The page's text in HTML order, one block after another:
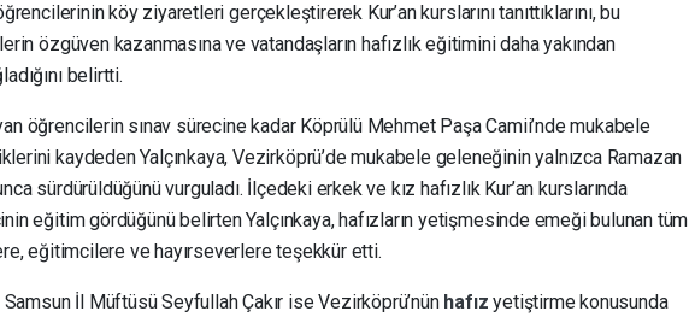
köy ziyaretleri gerçekleştirerek Kur’an kurslarını tanıttıklarını, bu
özgüven kazanmasına ve vatandaşların hafızlık eğitimini daha yakından
belirtti.
öğrencilerin sınav sürecine kadar Köprülü Mehmet Paşa Camii’nde mukabele
kaydeden Yalçınkaya, Vezirköprü’de mukabele geleneğinin yalnızca Ramazan
sürdürüldüğünü vurguladı. İlçedeki erkek ve kız hafızlık Kur’an kurslarında
eğitim gördüğünü belirten Yalçınkaya, hafızların yetişmesinde emeği bulunan tüm
eğitimcilere ve hayırseverlere teşekkür etti.
İl Müftüsü Seyfullah Çakır ise Vezirköprü’nün hafızyetiştirme konusunda